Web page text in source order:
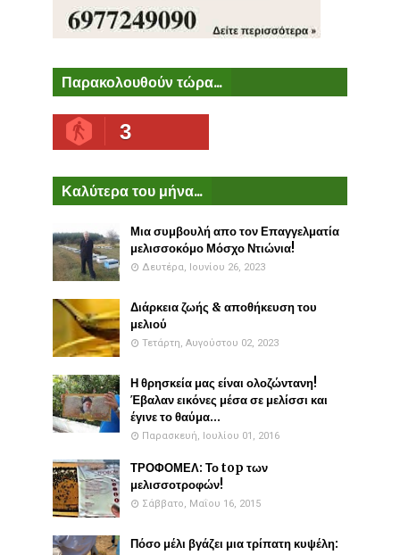
Παρακολουθούν τώρα...
3
Καλύτερα του μήνα...
Μια συμβουλή απο τον Επαγγελματία
μελισσοκόμο Μόσχο Ντιώνια!
Δευτέρα, Ιουνίου 26, 2023
Διάρκεια ζωής & αποθήκευση του
μελιού
Τετάρτη, Αυγούστου 02, 2023
Η θρησκεία μας είναι ολοζώντανη!
Έβαλαν εικόνες μέσα σε μελίσσι και
έγινε το θαύμα...
Παρασκευή, Ιουλίου 01, 2016
ΤΡΟΦΟΜΕΛ: Το top των
μελισσοτροφών!
Σάββατο, Μαΐου 16, 2015
Πόσο μέλι βγάζει μια τρίπατη κυψέλη: